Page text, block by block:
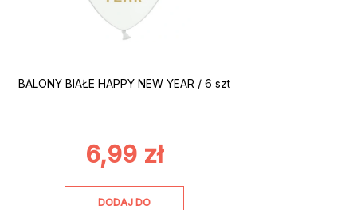
BALONY BIAŁE HAPPY NEW YEAR / 6 szt
6,99 zł
DODAJ DO